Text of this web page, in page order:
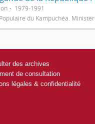
1979-1991
du Kampuchéa.
des archives
de consultation
légales & confidentialité